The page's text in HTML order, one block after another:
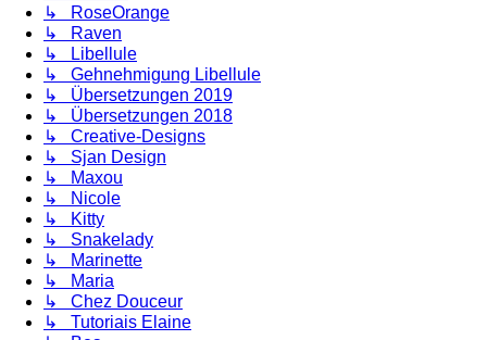
↳ RoseOrange
↳ Raven
↳ Libellule
↳ Gehnehmigung Libellule
↳ Übersetzungen 2019
↳ Übersetzungen 2018
↳ Creative-Designs
↳ Sjan Design
↳ Maxou
↳ Nicole
↳ Kitty
↳ Snakelady
↳ Marinette
↳ Maria
↳ Chez Douceur
↳ Tutoriais Elaine